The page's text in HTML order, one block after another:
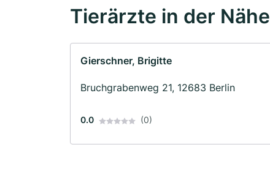
Tierärzte in der Nähe
Gierschner, Brigitte
Bruchgrabenweg 21, 12683 Berlin
0.0 (0)